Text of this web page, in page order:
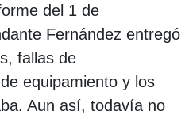
del 1 de
Fernández entregó
fallas de
equipamiento y los
Aun así, todavía no